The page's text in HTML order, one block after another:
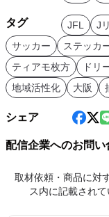
タグ JFL J
サッカー
ステッカ
ティアモ枚方
ドリ
地域活性化
大阪
シェア
配信企業へのお問い
取材依頼・商品に対
ス内に記載され